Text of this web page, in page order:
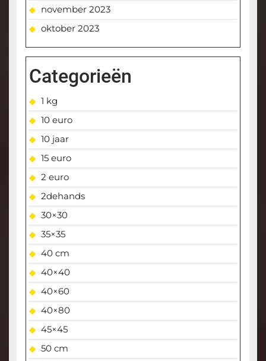
november 2023
oktober 2023
Categorieën
1 kg
10 euro
10 jaar
15 euro
2 euro
2dehands
30×30
35×35
40 cm
40×40
40×60
40×80
45×45
50 cm